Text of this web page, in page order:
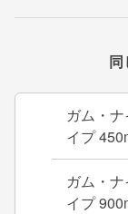
同
ガム・
イプ
ガム・
イプ